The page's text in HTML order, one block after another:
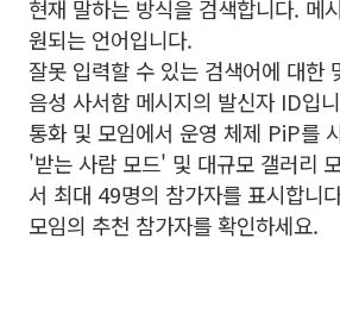
현재 말하는 방식을 검색합니다. 메
원되는 언어입니다.
잘못 입력할 수 있는 검색어에 대한
음성 사서함 메시지의 발신자 ID입
통화 및 모임에서 운영 체제 PiP를
'받는 사람 모드' 및 대규모 갤러리
서 최대 49명의 참가자를 표시합니
모임의 추천 참가자를 확인하세요.